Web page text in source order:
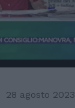
28 agosto 2023